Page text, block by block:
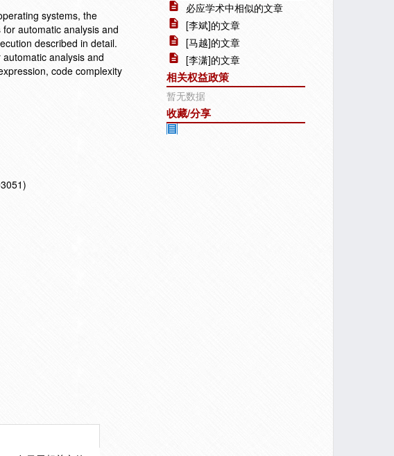
systems, the
automatic analysis and
described in detail.
analysis and
code complexity
必应学术中相似的文章
[李斌]的文章
[马越]的文章
[李潇]的文章
相关权益政策
暂无数据
收藏/分享